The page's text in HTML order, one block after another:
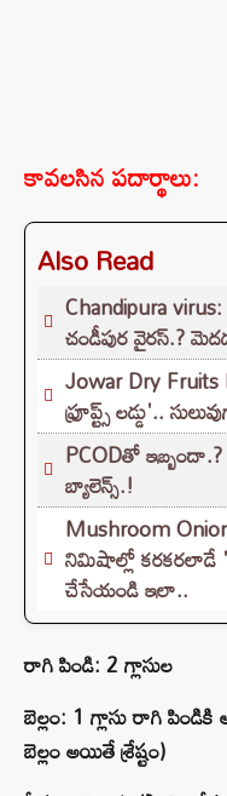
కావలసిన పదార్థాలు:
Also Read
Chandipura
చండీపుర వైరస్.?
Jowar Dry
ఫ్రూప్ట్స్ లడ్డు'..
PCODతో
బ్యాలెన్స్.!
Mushroom
నిమిషాల్లో
చేసేయండి ఇలా..
రాగి పిండి: 2 గ్లాసుల
బెల్లం: 1 గ్లాసు రాగి పిండికి
బెల్లం అయితే శ్రేష్టం)